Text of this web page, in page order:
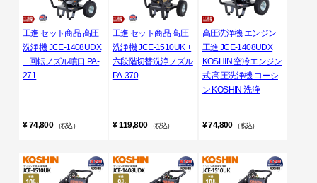
工進 セット商品 高圧
洗浄機 JCE-1408UDX
+ 回転ノズル噴口 PA-
271
¥ 74,800（税込）
工進 セット商品 高圧
洗浄機 JCE-1510UK +
六段階切替洗浄ノズル
PA-370
¥ 119,800（税込）
高圧洗浄機 エンジン
工進 JCE-1408UDX
KOSHIN 空冷エンジン
式 高圧洗浄機 コーシ
ン KOSHIN 洗浄
¥ 74,800（税込）